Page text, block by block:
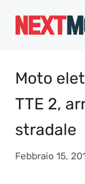
Moto
TTE 2,
stradale
Febbraio 15,